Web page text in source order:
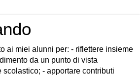
ai miei alunni per: - riflettere insieme
da un punto di vista
- apportare contributi